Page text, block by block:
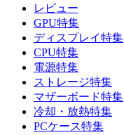
レビュー
GPU特集
ディスプレイ特集
CPU特集
電源特集
ストレージ特集
マザーボード特集
冷却・放熱特集
PCケース特集